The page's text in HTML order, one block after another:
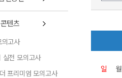
텐츠
고사
실전 모의고사
프리미엄 모의고사
일 월